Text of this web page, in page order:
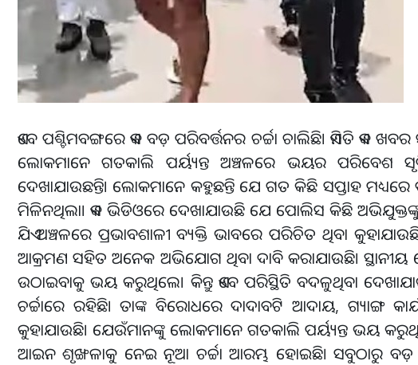
ଏବେ ପଶ୍ଚିମବଙ୍ଗରେ ଏକ ବଡ଼ ପରିବର୍ତ୍ତନର ଚର୍ଚ୍ଚା ଚାଲିଛି। ଏମିତି ଏକ
ଲୋକମାନେ ଗତକାଲି ପର୍ୟ୍ୟନ୍ତ ଅଞ୍ଚଳରେ ଭୟର ପରିବେଶ
ଦେଖାଯାଉଛନ୍ତି। ଲୋକମାନେ କହୁଛନ୍ତି ଯେ ଗତ କିଛି ସପ୍ତାହ
ମିଳିନଥିଲା। ଏକ ଭିଡିଓରେ ଦେଖାଯାଉଛି ଯେ ପୋଲିସ କିଛି
ଯିଏ ଅଞ୍ଚଳରେ ପ୍ରଭାବଶାଳୀ ବ୍ୟକ୍ତି ଭାବରେ ପରିଚିତ ଥିବା
ଆକ୍ରମଣ ସହିତ ଅନେକ ଅଭିଯୋଗ ଥିବା ଦାବି କରାଯାଉଛି।
ଉଠାଇବାକୁ ଭୟ କରୁଥିଲେ। କିନ୍ତୁ ଏବେ ପରିସ୍ଥିତି ବଦଳୁଥିବା
ଚର୍ଚ୍ଚାରେ ରହିଛି। ତାଙ୍କ ବିରୋଧରେ ଦାଦାବଟି ଆଦାୟ, ଗ୍ୟାଙ୍ଗ
କୁହାଯାଉଛି। ଯେଉଁମାନଙ୍କୁ ଲୋକମାନେ ଗତକାଲି ପର୍ୟ୍ୟନ୍ତ ଭୟ
ଆଇନ ଶୃଙ୍ଖଳାକୁ ନେଇ ନୂଆ ଚର୍ଚ୍ଚା ଆରମ୍ଭ ହୋଇଛି। ସବୁଠାରୁ